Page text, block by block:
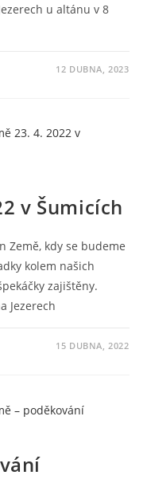
u altánu v 8
12 DUBNA, 2023
v Šumicích
Země, kdy se budeme
kolem našich
zajištěny.
Jezerech
15 DUBNA, 2022